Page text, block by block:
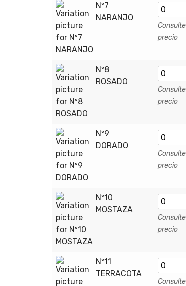
Nº7
NARANJO
Consulte
precio
Nº8
ROSADO
Consulte
precio
Nº9
DORADO
Consulte
precio
Nº10
MOSTAZA
Consulte
precio
Nº11
TERRACOTA
Consulte